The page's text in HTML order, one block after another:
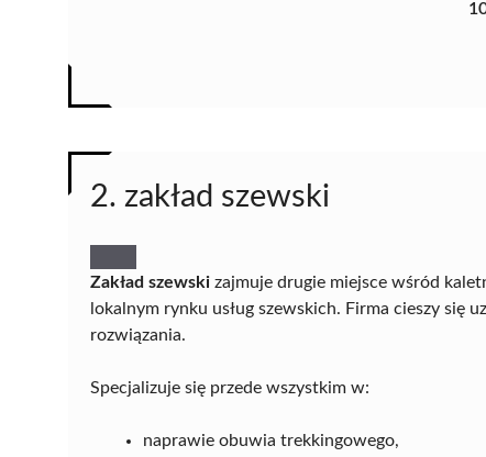
2. zakład szewski
Zakład szewski zajmuje drugie miejsce wśród
lokalnym rynku usług szewskich. Firma cieszy
rozwiązania.
Specjalizuje się przede wszystkim w:
naprawie obuwia trekkingowego,